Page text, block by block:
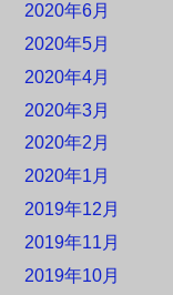
2020年6月
2020年5月
2020年4月
2020年3月
2020年2月
2020年1月
2019年12月
2019年11月
2019年10月